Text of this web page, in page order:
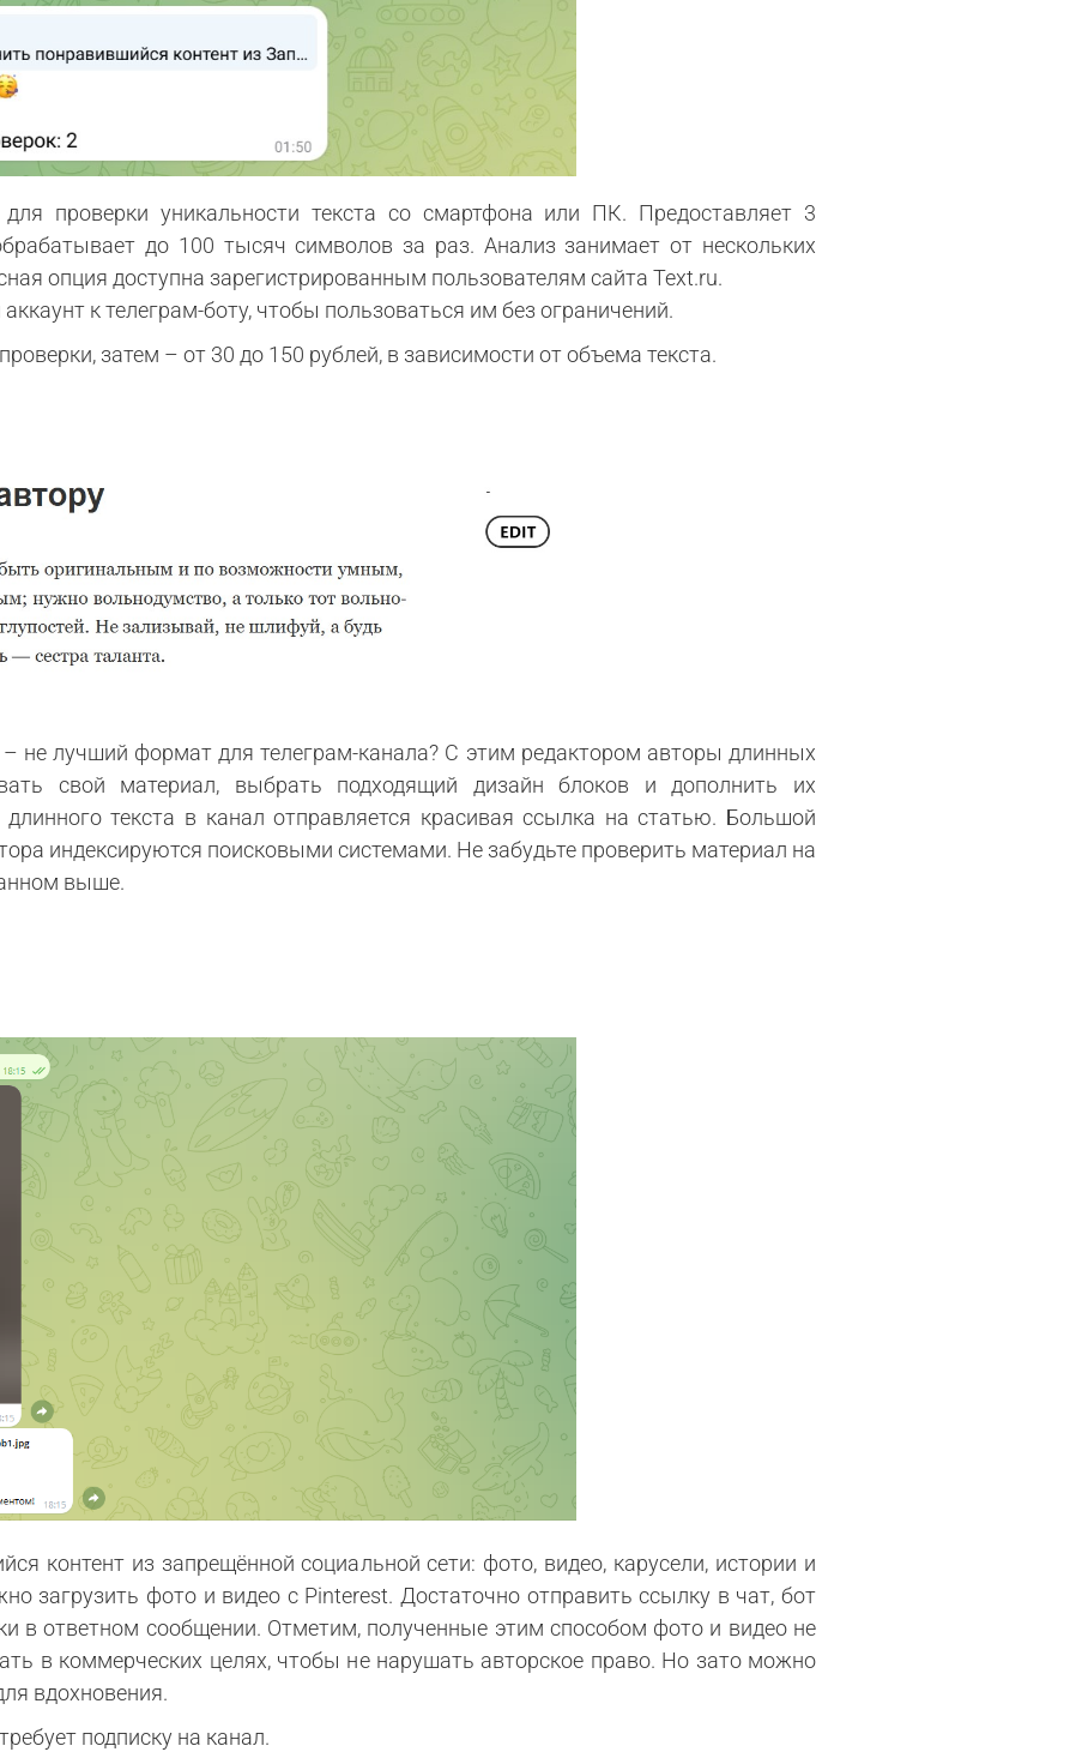
проверки уникальности текста со смартфона или ПК. Предоставляет 3
до 100 тысяч символов за раз. Анализ занимает от нескольких
опция доступна зарегистрированным пользователям сайта Text.ru.
к телеграм-боту, чтобы пользоваться им без ограничений.
затем – от 30 до 150 рублей, в зависимости от объема текста.
не лучший формат для телеграм-канала? С этим редактором авторы длинных
свой материал, выбрать подходящий дизайн блоков и дополнить их
текста в канал отправляется красивая ссылка на статью. Большой
индексируются поисковыми системами. Не забудьте проверить материал на
выше.
контент из запрещённой социальной сети: фото, видео, карусели, истории и
загрузить фото и видео с Pinterest. Достаточно отправить ссылку в чат, бот
в ответном сообщении. Отметим, полученные этим способом фото и видео не
в коммерческих целях, чтобы не нарушать авторское право. Но зато можно
вдохновения.
подписку на канал.